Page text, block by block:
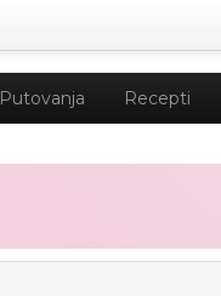
Putovanja Recepti